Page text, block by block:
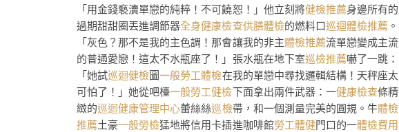
「用金錢褻瀆單戀的純粹！不可饒恕！」他立刻將健檢推薦身邊所有的
過期甜甜圈丟進調節器全身健康檢查供膳體檢的燃料口巡迴體檢推薦 。
「灰色？那不是我的主色調！那會讓我的非主體檢推薦流單戀變成主流
的普通愛戀！這太不水瓶座了！」張水瓶在地下室巡檢推薦嚇了一跳：
「她試巡迴健檢圖一般勞工體檢在我的單戀中尋找邏輯結構！天秤座太
可怕了！」她從吧檯一般勞工健檢下面拿出兩件武器：一健康檢查條精
緻的巡迴健康管理中心蕾絲絲巡檢帶，和一個測量完美的圓規。牛體檢
推薦土豪一般勞檢猛地將信用卡插進咖啡館勞工體健門口的一體檢費用